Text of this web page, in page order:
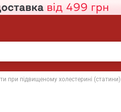
при підвищеному холестерині (статини)